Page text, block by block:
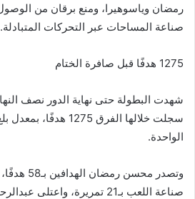
رمضان وياسوهيرا، ومنع برقان من الوصول
صناعة المساحات عبر التحركات المتبادلة.
1275 هدفًا قبل صافرة الختام
الواحدة.
وتصدر محسن
صناعة اللعب بـ21 تمريرة،